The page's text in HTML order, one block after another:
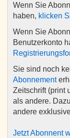
Wenn Sie
haben, klicken
Wenn Sie
Benutzerkonto
Sie sind noch
Abonnement
Zeitschrift (print
als andere.
andere
Jetzt Abonnent